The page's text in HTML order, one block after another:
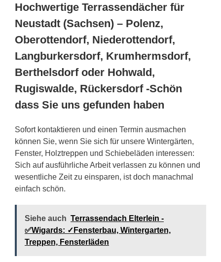
Hochwertige Terrassendächer für
Neustadt (Sachsen) – Polenz,
Oberottendorf, Niederottendorf,
Langburkersdorf, Krumhermsdorf,
Berthelsdorf oder Hohwald,
Rugiswalde, Rückersdorf -Schön
dass Sie uns gefunden haben
Sofort kontaktieren und einen Termin ausmachen
können Sie, wenn Sie sich für unsere Wintergärten,
Fenster, Holztreppen und Schiebeläden interessen:
Sich auf ausführliche Arbeit verlassen zu können und
wesentliche Zeit zu einsparen, ist doch manachmal
einfach schön.
Siehe auch Terrassendach Elterlein -
✅Wigards: ✓Fensterbau, Wintergarten,
Treppen, Fensterläden